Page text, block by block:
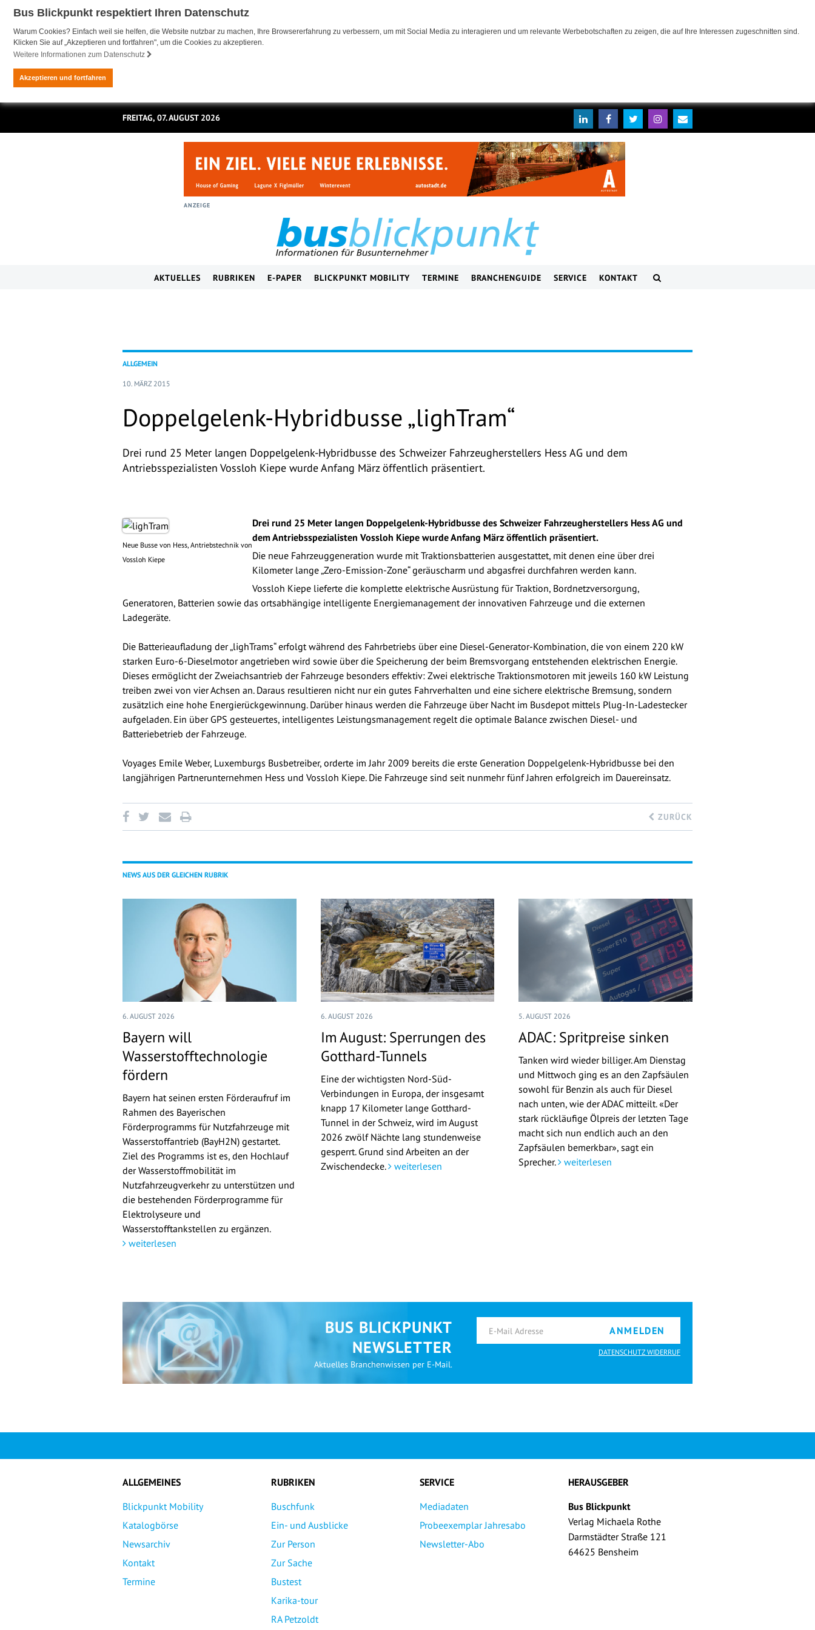
Bus Blickpunkt respektiert Ihren Datenschutz
Warum Cookies? Einfach weil sie helfen, die Website nutzbar zu machen, Ihre Browsererfahrung zu verbessern, um mit Social Media zu interagieren und um relevante Werbebotschaften zu zeigen, die auf Ihre Interessen zugeschnitten sind.
Klicken Sie auf „Akzeptieren und fortfahren", um die Cookies zu akzeptieren.
Weitere Informationen zum Datenschutz
Akzeptieren und fortfahren
FREITAG, 07. AUGUST 2026
ANZEIGE
AKTUELLES RUBRIKEN E-PAPER BLICKPUNKT MOBILITY TERMINE BRANCHENGUIDE SERVICE KONTAKT
ALLGEMEIN
10. MÄRZ 2015
Doppelgelenk-Hybridbusse „lighTram“
Drei rund 25 Meter langen Doppelgelenk-Hybridbusse des Schweizer Fahrzeugherstellers Hess AG und dem
Antriebsspezialisten Vossloh Kiepe wurde Anfang März öffentlich präsentiert.
Neue Busse von Hess, Antriebstechnik von
Vossloh Kiepe
Drei rund 25 Meter langen Doppelgelenk-Hybridbusse des Schweizer Fahrzeugherstellers Hess AG und
dem Antriebsspezialisten Vossloh Kiepe wurde Anfang März öffentlich präsentiert.
Die neue Fahrzeuggeneration wurde mit Traktionsbatterien ausgestattet, mit denen eine über drei
Kilometer lange „Zero-Emission-Zone“ geräuscharm und abgasfrei durchfahren werden kann.
Vossloh Kiepe lieferte die komplette elektrische Ausrüstung für Traktion, Bordnetzversorgung,
Generatoren, Batterien sowie das ortsabhängige intelligente Energiemanagement der innovativen Fahrzeuge und die externen
Ladegeräte.
Die Batterieaufladung der „lighTrams“ erfolgt während des Fahrbetriebs über eine Diesel-Generator-Kombination, die von einem 220 kW
starken Euro-6-Dieselmotor angetrieben wird sowie über die Speicherung der beim Bremsvorgang entstehenden elektrischen Energie.
Dieses ermöglicht der Zweiachsantrieb der Fahrzeuge besonders effektiv: Zwei elektrische Traktionsmotoren mit jeweils 160 kW Leistung
treiben zwei von vier Achsen an. Daraus resultieren nicht nur ein gutes Fahrverhalten und eine sichere elektrische Bremsung, sondern
zusätzlich eine hohe Energierückgewinnung. Darüber hinaus werden die Fahrzeuge über Nacht im Busdepot mittels Plug-In-Ladestecker
aufgeladen. Ein über GPS gesteuertes, intelligentes Leistungsmanagement regelt die optimale Balance zwischen Diesel- und
Batteriebetrieb der Fahrzeuge.
Voyages Emile Weber, Luxemburgs Busbetreiber, orderte im Jahr 2009 bereits die erste Generation Doppelgelenk-Hybridbusse bei den
langjährigen Partnerunternehmen Hess und Vossloh Kiepe. Die Fahrzeuge sind seit nunmehr fünf Jahren erfolgreich im Dauereinsatz.
ZURÜCK
NEWS AUS DER GLEICHEN RUBRIK
6. AUGUST 2026
Bayern will
Wasserstofftechnologie
fördern
Bayern hat seinen ersten Förderaufruf im
Rahmen des Bayerischen
Förderprogramms für Nutzfahrzeuge mit
Wasserstoffantrieb (BayH2N) gestartet.
Ziel des Programms ist es, den Hochlauf
der Wasserstoffmobilität im
Nutzfahrzeugverkehr zu unterstützen und
die bestehenden Förderprogramme für
Elektrolyseure und
Wasserstofftankstellen zu ergänzen.
weiterlesen
6. AUGUST 2026
Im August: Sperrungen des
Gotthard-Tunnels
Eine der wichtigsten Nord-Süd-
Verbindungen in Europa, der insgesamt
knapp 17 Kilometer lange Gotthard-
Tunnel in der Schweiz, wird im August
2026 zwölf Nächte lang stundenweise
gesperrt. Grund sind Arbeiten an der
Zwischendecke. weiterlesen
5. AUGUST 2026
ADAC: Spritpreise sinken
Tanken wird wieder billiger. Am Dienstag
und Mittwoch ging es an den Zapfsäulen
sowohl für Benzin als auch für Diesel
nach unten, wie der ADAC mitteilt. «Der
stark rückläufige Ölpreis der letzten Tage
macht sich nun endlich auch an den
Zapfsäulen bemerkbar», sagt ein
Sprecher. weiterlesen
BUS BLICKPUNKT
NEWSLETTER
Aktuelles Branchenwissen per E-Mail.
ANMELDEN
DATENSCHUTZ WIDERRUF
ALLGEMEINES
Blickpunkt Mobility
Katalogbörse
Newsarchiv
Kontakt
Termine
RUBRIKEN
Buschfunk
Ein- und Ausblicke
Zur Person
Zur Sache
Bustest
Karika-tour
RA Petzoldt
SERVICE
Mediadaten
Probeexemplar Jahresabo
Newsletter-Abo
HERAUSGEBER
Bus Blickpunkt
Verlag Michaela Rothe
Darmstädter Straße 121
64625 Bensheim